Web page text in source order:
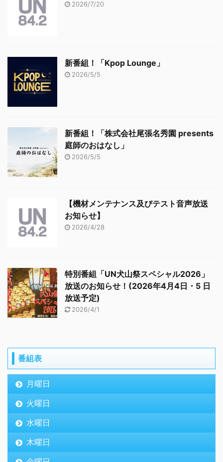
2026/7/20
新番組！「Kpop Lounge」
2026/5/5
新番組！「株式会社尾張名秀園 presents
庭師のおはなし」
2026/5/5
【機材メンテナンス及びテスト音声放送
お知らせ】
2026/4/28
特別番組「UN犬山祭スペシャル2026」
放送のお知らせ！(2026年4月4日・5 日
放送予定)
2026/4/1
番組表
月曜日
火曜日
水曜日
木曜日